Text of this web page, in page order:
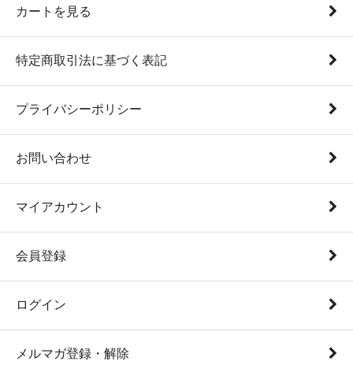
カートを見る
特定商取引法に基づく表記
プライバシーポリシー
お問い合わせ
マイアカウント
会員登録
ログイン
メルマガ登録・解除